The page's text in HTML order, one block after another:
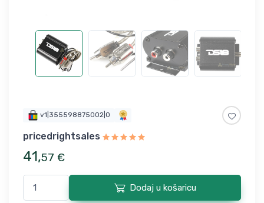
v1|355598875002|0
pricedrightsales
41,57 €
Dodaj u košaricu